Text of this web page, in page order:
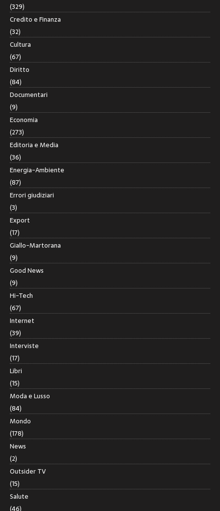
(329)
Credito e Finanza
(32)
Cultura
(67)
Diritto
(84)
Documentari
(9)
Economia
(273)
Editoria e Media
(36)
Energia-Ambiente
(87)
Errori giudiziari
(3)
Export
(17)
Giallo-Martorana
(9)
Good News
(9)
Hi-Tech
(67)
Internet
(39)
Interviste
(17)
Libri
(15)
Moda e Lusso
(84)
Mondo
(178)
News
(2)
Outsider TV
(15)
Salute
(46)